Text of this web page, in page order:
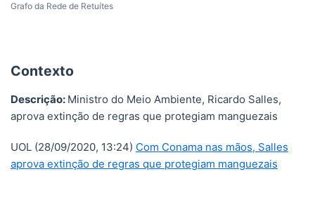
Grafo da Rede de Retuítes
Contexto
Descrição: Ministro do Meio Ambiente, Ricardo Salles,
aprova extinção de regras que protegiam manguezais
UOL (28/09/2020, 13:24) Com Conama nas mãos, Salles
aprova extinção de regras que protegiam manguezais